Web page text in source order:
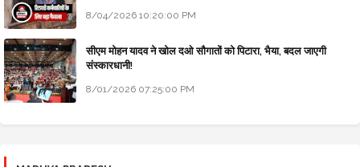
8/04/2026 10:20:00 PM
सीएम मोहन यादव ने खोल दओ सौगातों को पिटारा, भैया, बदल जाएगी
संस्कारधानी!
8/01/2026 07:25:00 PM